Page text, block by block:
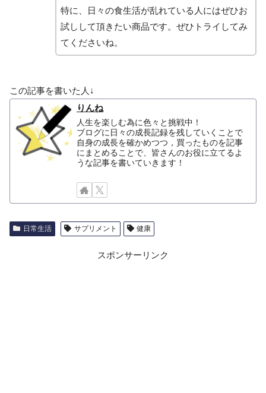
特に、日々の食生活が乱れている人にはぜひお
試しして頂きたい商品です。ぜひトライしてみ
てくださいね。
この記事を書いた人↓
りんね
人生を楽しむ為に色々と挑戦中！
ブログに日々の成長記録を残していくことで
自身の成長を確かめつつ，買ったものを記事
にまとめることで、皆さんのお役に立てるよ
うな記事を書いていきます！
日常生活 サプリメント 健康
スポンサーリンク